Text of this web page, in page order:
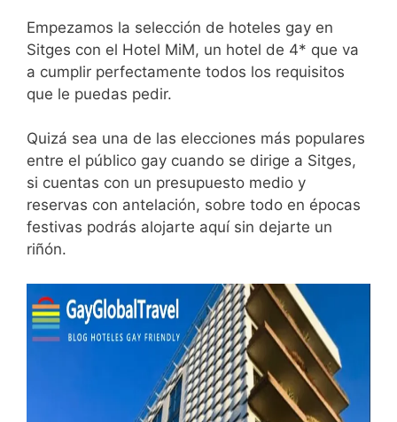
Empezamos la selección de hoteles gay en
Sitges con el Hotel MiM, un hotel de 4* que va
a cumplir perfectamente todos los requisitos
que le puedas pedir.
Quizá sea una de las elecciones más populares
entre el público gay cuando se dirige a Sitges,
si cuentas con un presupuesto medio y
reservas con antelación, sobre todo en épocas
festivas podrás alojarte aquí sin dejarte un
riñón.